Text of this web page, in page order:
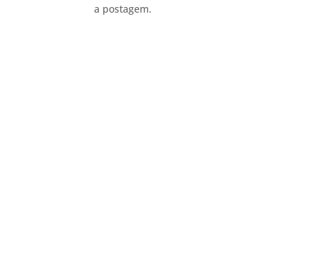
a postagem.